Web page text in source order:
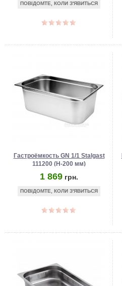
ПОВІДОМТЕ, КОЛИ З'ЯВИТЬСЯ
Гастроёмкость GN 1/1 Stalgast
111200 (Н-200 мм)
1 869 грн.
ПОВІДОМТЕ, КОЛИ З'ЯВИТЬСЯ